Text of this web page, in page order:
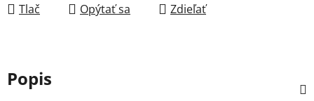
Tlač Opýtať sa Zdieľať
Popis